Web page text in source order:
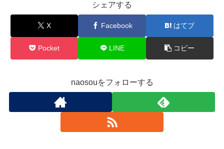
シェアする
X Facebook はてブ
Pocket LINE コピー
naosouをフォローする